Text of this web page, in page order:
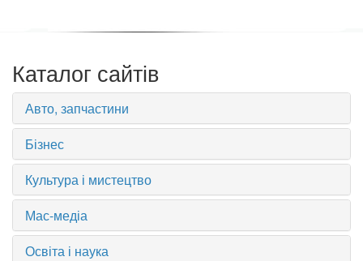
Каталог сайтів
Авто, запчастини
Бізнес
Культура і мистецтво
Мас-медіа
Освіта і наука